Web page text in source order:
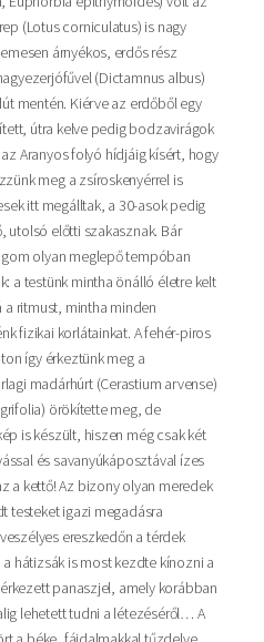
(Lotus corniculatus) is nagy
árnyékos, erdős rész
(Dictamnus albus)
mentén. Kiérve az erdőből egy
útra kelve pedig bodzavirágok
Aranyos folyó hídjáig kísért, hogy
meg a zsíroskenyérrel is
itt megálltak, a 30-asok pedig
utolsó előtti szakasznak. Bár
olyan meglepő tempóban
a testünk mintha önálló életre kelt
ritmust, mintha minden
fizikai korlátainkat. A fehér-piros
így érkeztünk meg a
madárhúrt (Cerastium arvense)
örökítette meg, de
is készült, hiszen még csak két
és savanyúkáposztával ízes
a kettő! Az bizony olyan meredek
testeket igazi megadásra
ereszkedőn a térdek
hátizsák is most kezdte kínozni a
panaszjel, amely korábban
lehetett tudni a létezéséről… A